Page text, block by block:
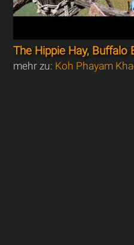
The Hippie Hay, Buffalo
mehr zu: Koh Phayam